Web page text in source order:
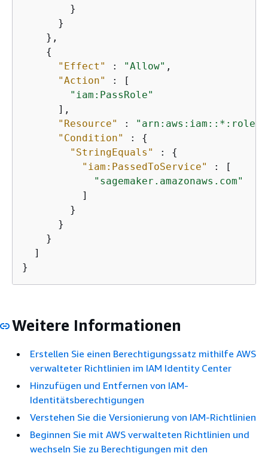
        }
      }
    },
{
"Effect"
: "Allow" ,
"Action"
: [
"iam:PassRole"
      ],
"Resource"
:
"arn:aws:iam::*:role/
"Condition"
: {
"StringEquals"
: {
"iam:PassedToService"
: [
"sagemaker.amazonaws.com"
          ]
        }
      }
    }
  ]
}
Weitere Informationen
Erstellen Sie einen Berechtigungssatz mithilfe AWS
verwalteter Richtlinien im IAM Identity Center
Hinzufügen und Entfernen von IAM-
Identitätsberechtigungen
Verstehen Sie die Versionierung von IAM-Richtlinien
Beginnen Sie mit AWS verwalteten Richtlinien und
wechseln Sie zu Berechtigungen mit den